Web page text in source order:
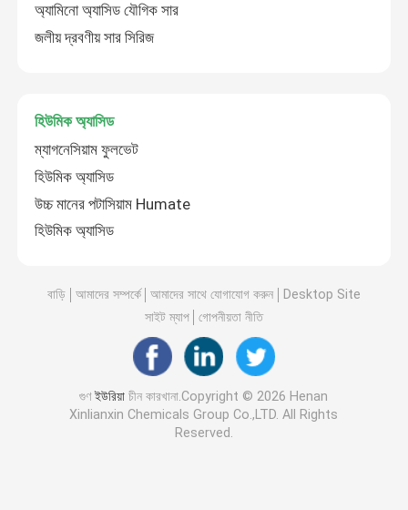
অ্যামিনো অ্যাসিড যৌগিক সার
জলীয় দ্রবণীয় সার সিরিজ
হিউমিক অ্যাসিড
ম্যাগনেসিয়াম ফুলভেট
হিউমিক অ্যাসিড
উচ্চ মানের পটাসিয়াম Humate
হিউমিক অ্যাসিড
বাড়ি আমাদের সম্পর্কে আমাদের সাথে যোগাযোগ করুন
Desktop Site
সাইট ম্যাপ
গোপনীয়তা নীতি
গুণইউরিয়া চীন কারখানা.Copyright © 2026 Henan
Xinlianxin Chemicals Group Co.,LTD. All Rights
Reserved.